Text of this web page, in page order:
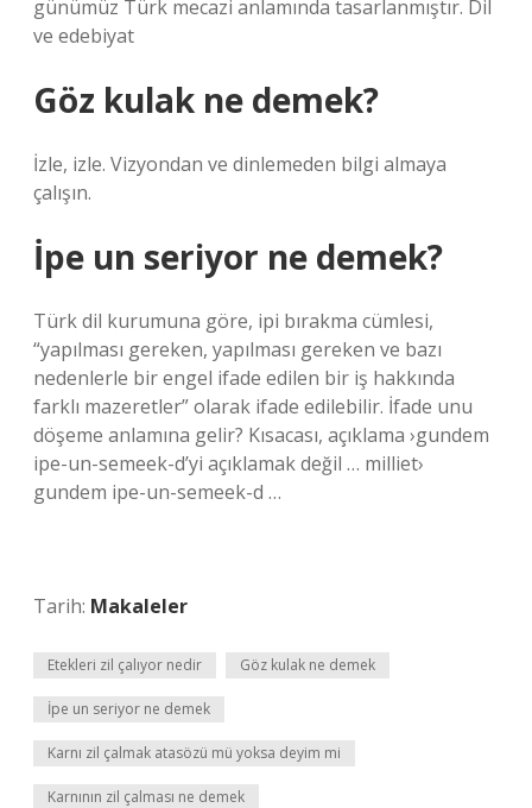
günümüz Türk mecazi anlamında tasarlanmıştır. Dil
ve edebiyat
Göz kulak ne demek?
İzle, izle. Vizyondan ve dinlemeden bilgi almaya
çalışın.
İpe un seriyor ne demek?
Türk dil kurumuna göre, ipi bırakma cümlesi,
“yapılması gereken, yapılması gereken ve bazı
nedenlerle bir engel ifade edilen bir iş hakkında
farklı mazeretler” olarak ifade edilebilir. İfade unu
döşeme anlamına gelir? Kısacası, açıklama ›gundem
ipe-un-semeek-d’yi açıklamak değil … milliet›
gundem ipe-un-semeek-d …
Tarih: Makaleler
Etekleri zil çalıyor nedir Göz kulak ne demek
İpe un seriyor ne demek
Karnı zil çalmak atasözü mü yoksa deyim mi
Karnının zil çalması ne demek